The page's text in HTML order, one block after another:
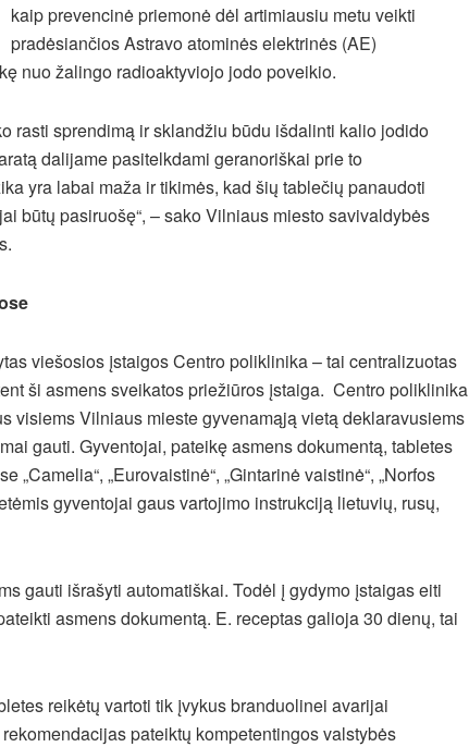
kaip prevencinė priemonė dėl artimiausiu metu veikti
pradėsiančios Astravo atominės elektrinės (AE)
nuo žalingo radioaktyviojo jodo poveikio.
rasti sprendimą ir sklandžiu būdu išdalinti kalio jodido
dalijame pasitelkdami geranoriškai prie to
yra labai maža ir tikimės, kad šių tablečių panaudoti
būtų pasiruošę“, – sako Vilniaus miesto savivaldybės
viešosios įstaigos Centro poliklinika – tai centralizuotas
ši asmens sveikatos priežiūros įstaiga. Centro poliklinika
visiems Vilniaus mieste gyvenamąją vietą deklaravusiems
gauti. Gyventojai, pateikę asmens dokumentą, tabletes
„Eurovaistinė“, „Gintarinė vaistinė“, „Norfos
gyventojai gaus vartojimo instrukciją lietuvių, rusų,
gauti išrašyti automatiškai. Todėl į gydymo įstaigas eiti
asmens dokumentą. E. receptas galioja 30 dienų, tai
reikėtų vartoti tik įvykus branduolinei avarijai
pateiktų kompetentingos valstybės